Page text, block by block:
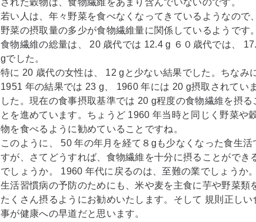
若い人は、年々野菜を食べなくなってきているようなので、
野菜の摂取量の多少が食物繊維量に関係しているようです。
食物繊維の総量は、 20 歳代では 12.4 g ６０歳代では、
gでした。
特に 20 歳代の女性は、 12 gと少ない結果でした。ちなみ
1951 年の結果では 23 g、 1960 年には 20 g摂取されていま
した。現在の食事摂取基準では 20 g程度の食物繊維を摂る
とを進めています。ちょうど 1960 年当時と同じく野菜や
物を食べるように勧めていることですね。
このように、 50 年の年月を経て８gも少なくなった食生活
すが、さてどうすれば、食物繊維を十分に摂ることができ
でしょうか。 1960 年代に戻るのは、至難の業でしょうか。
生活習慣病の予防のためにも、米や麦を主食に芋や野菜類
たくさん摂るようにお勧めいたします。そして 規則正しい
事が健康への早道だと思います。